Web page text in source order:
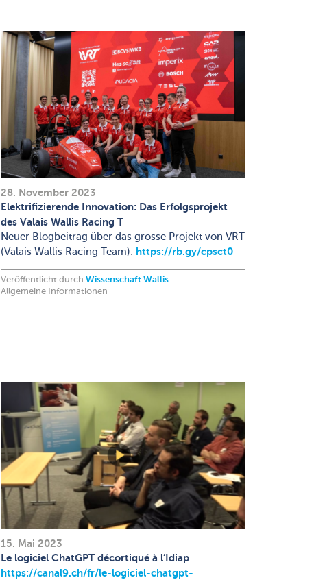
28. November 2023
Elektrifizierende Innovation: Das Erfolgsprojekt
des Valais Wallis Racing T
Neuer Blogbeitrag über das grosse Projekt von VRT
(Valais Wallis Racing Team): https://rb.gy/cpsct0
Veröffentlicht durch Wissenschaft Wallis
Allgemeine Informationen
15. Mai 2023
Le logiciel ChatGPT décortiqué à l’Idiap
https://canal9.ch/fr/le-logiciel-chatgpt-